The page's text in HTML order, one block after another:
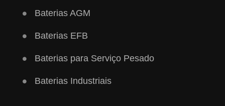
Baterias AGM
Baterias EFB
Baterias para Serviço Pesado
Baterias Industriais